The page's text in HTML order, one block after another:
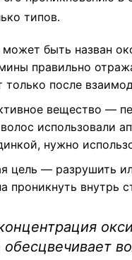
типов.
может быть назван
правильно
только после
вещество —
использовали
нужно
цель — разрушить
проникнуть внутрь
обесцвечивает